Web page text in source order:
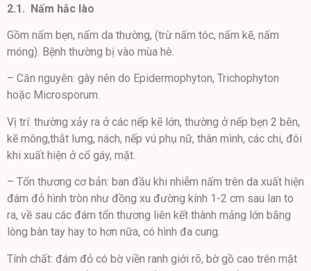
2.1. Nấm hắc lào
Gồm nấm bẹn, nấm da thường, (trừ nấm tóc, nấm kẽ, nấm
móng). Bệnh thường bị vào mùa hè.
– Căn nguyên: gây nên do Epidermophyton, Trichophyton
hoặc Microsporum.
Vị trí: thường xảy ra ở các nếp kẽ lớn, thường ở nếp bẹn 2 bên,
kẽ mông,thắt lưng, nách, nếp vú phụ nữ, thân mình, các chi, đôi
khi xuất hiện ở cổ gáy, mặt.
– Tổn thương cơ bản: ban đầu khi nhiễm nấm trên da xuất hiện
đám đỏ hình tròn như đồng xu đường kính 1-2 cm sau lan to
ra, về sau các đám tổn thương liên kết thành mảng lớn bằng
lòng bàn tay hay to hơn nữa, có hình đa cung.
Tính chất: đám đỏ có bờ viền ranh giới rõ, bờ gồ cao trên mặt